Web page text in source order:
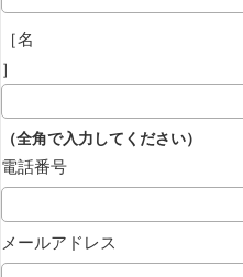
［名
］
（全角で入力してください）
電話番号
メールアドレス